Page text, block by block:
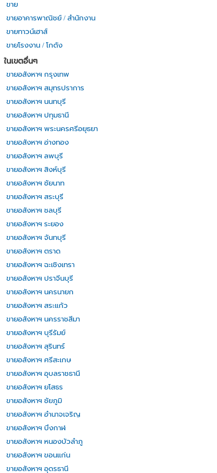
ขาย
ขายอาคารพาณิชย์ / สำนักงาน
ขายทาวน์เฮาส์
ขายโรงงาน / โกดัง
ในเขตอื่นๆ
ขายอสังหาฯ กรุงเทพ
ขายอสังหาฯ สมุทรปราการ
ขายอสังหาฯ นนทบุรี
ขายอสังหาฯ ปทุมธานี
ขายอสังหาฯ พระนครศรีอยุธยา
ขายอสังหาฯ อ่างทอง
ขายอสังหาฯ ลพบุรี
ขายอสังหาฯ สิงห์บุรี
ขายอสังหาฯ ชัยนาท
ขายอสังหาฯ สระบุรี
ขายอสังหาฯ ชลบุรี
ขายอสังหาฯ ระยอง
ขายอสังหาฯ จันทบุรี
ขายอสังหาฯ ตราด
ขายอสังหาฯ ฉะเชิงเทรา
ขายอสังหาฯ ปราจีนบุรี
ขายอสังหาฯ นครนายก
ขายอสังหาฯ สระแก้ว
ขายอสังหาฯ นครราชสีมา
ขายอสังหาฯ บุรีรัมย์
ขายอสังหาฯ สุรินทร์
ขายอสังหาฯ ศรีสะเกษ
ขายอสังหาฯ อุบลราชธานี
ขายอสังหาฯ ยโสธร
ขายอสังหาฯ ชัยภูมิ
ขายอสังหาฯ อำนาจเจริญ
ขายอสังหาฯ บึงกาฬ
ขายอสังหาฯ หนองบัวลำภู
ขายอสังหาฯ ขอนแก่น
ขายอสังหาฯ อุดรธานี